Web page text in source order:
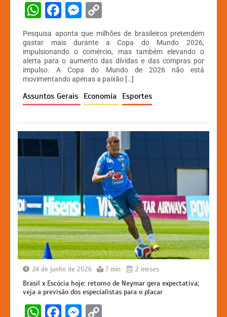
W
h
at
s
A
p
p
F
c
e
b
o
o
k
M
s
s
e
n
g
er
o
p
y
Li
n
k
Pesquisa aponta que milhões de brasileiros pretendem
gastar mais durante a Copa do Mundo 2026,
impulsionando o comércio, mas também elevando o
alerta para o aumento das dívidas e das compras por
impulso. A Copa do Mundo de 2026 não está
movimentando apenas a paixão […]
Assuntos Gerais Economia Esportes
24 de junho de 2026 7 min 2 meses
Brasil x Escócia hoje: retorno de Neymar gera expectativa;
veja a previsão dos especialistas para o placar
W F M